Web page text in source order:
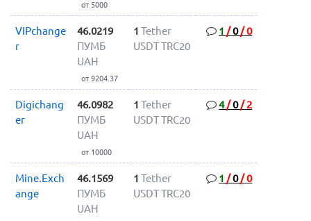
от 5000
VIPchange
r
46.0219
ПУМБ
UAH
от 9204.37
1 Tether
USDT TRC20
1 /0/0
Digichang
er
46.0982
ПУМБ
UAH
от 10000
1 Tether
USDT TRC20
4/0/ 2
Mine.Exch
ange
46.1569
ПУМБ
UAH
1 Tether
USDT TRC20
1 /0/0